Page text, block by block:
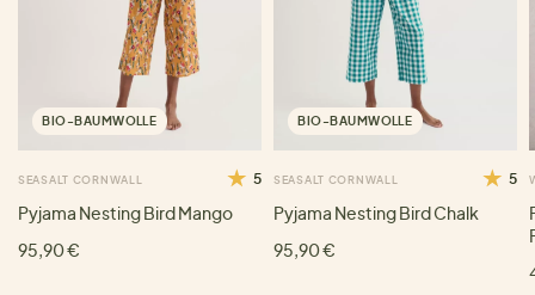
BIO-BAUMWOLLE
SEASALT CORNWALL 5
Pyjama Nesting Bird Mango
95,90 €
BIO-BAUMWOLLE
SEASALT CORNWALL 5
Pyjama Nesting Bird Chalk
95,90 €